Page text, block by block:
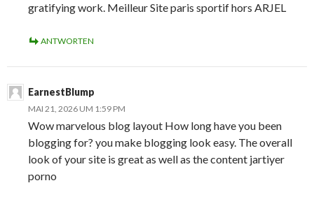
gratifying work. Meilleur Site paris sportif hors ARJEL
ANTWORTEN
EarnestBlump
MAI 21, 2026 UM 1:59 PM
Wow marvelous blog layout How long have you been
blogging for? you make blogging look easy. The overall
look of your site is great as well as the content jartiyer
porno